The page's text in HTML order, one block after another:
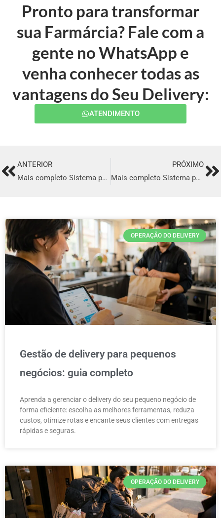
Pronto para transformar
sua Farmárcia? Fale com a
gente no WhatsApp e
venha conhecer todas as
vantagens do Seu Delivery:
ATENDIMENTO
PrevANTERIOR
Mais completo Sistema para Delivery em Vitória
PRÓXIMO
Mais completo Sistema para Delivery em Canoas
OPERAÇÃO DO DELIVERY
Gestão de delivery para pequenos
negócios: guia completo
Aprenda a gerenciar o delivery do seu pequeno negócio de
forma eficiente: escolha as melhores ferramentas, reduza
custos, otimize rotas e encante seus clientes com entregas
rápidas e seguras.
OPERAÇÃO DO DELIVERY